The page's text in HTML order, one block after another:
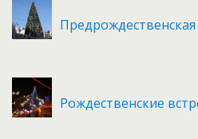
Предрождественская
Рождественские